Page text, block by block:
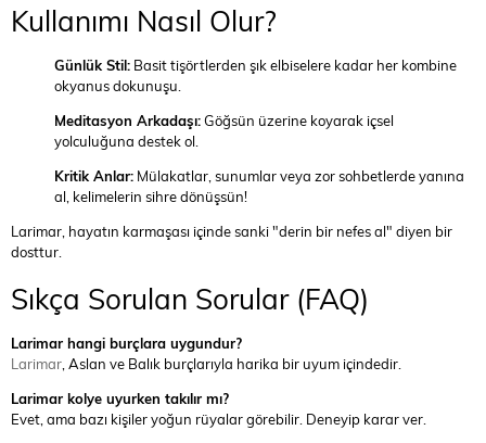
Kullanımı Nasıl Olur?
Günlük Stil: Basit tişörtlerden şık elbiselere kadar her kombine
okyanus dokunuşu.
Meditasyon Arkadaşı:Göğsün üzerine koyarak içsel
yolculuğuna destek ol.
Kritik Anlar: Mülakatlar, sunumlar veya zor sohbetlerde yanına
al, kelimelerin sihre dönüşsün!
Larimar, hayatın karmaşası içinde sanki "derin bir nefes al" diyen bir
dosttur.
Sıkça Sorulan Sorular (FAQ)
Larimar hangi burçlara uygundur?
Larimar, Aslan ve Balık burçlarıyla harika bir uyum içindedir.
Larimar kolye uyurken takılır mı?
Evet, ama bazı kişiler yoğun rüyalar görebilir. Deneyip karar ver.